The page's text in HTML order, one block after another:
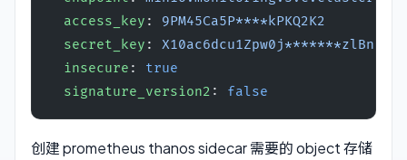
  access_key
: 9PM45Ca5P****kPKQ2K2
  secret_key
: X10ac6dcu1Zpw0j*******zlBnkdZ4
  insecure
: true
  signature_version2
: false
创建 prometheus thanos sidecar 需要的 object 存储